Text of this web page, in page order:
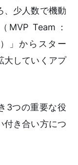
、少人数で機動
Team：
」からスター
大していくアプ
3つの重要な役
付き合い方につ